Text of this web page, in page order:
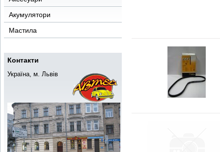
Акумулятори
Мастила
Контакти
Україна, м. Львів